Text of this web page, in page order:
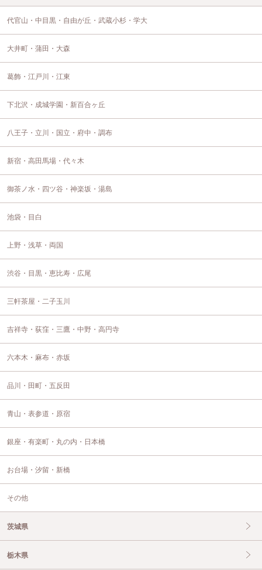
代官山・中目黒・自由が丘・武蔵小杉・学大
大井町・蒲田・大森
葛飾・江戸川・江東
下北沢・成城学園・新百合ヶ丘
八王子・立川・国立・府中・調布
新宿・高田馬場・代々木
御茶ノ水・四ツ谷・神楽坂・湯島
池袋・目白
上野・浅草・両国
渋谷・目黒・恵比寿・広尾
三軒茶屋・二子玉川
吉祥寺・荻窪・三鷹・中野・高円寺
六本木・麻布・赤坂
品川・田町・五反田
青山・表参道・原宿
銀座・有楽町・丸の内・日本橋
お台場・汐留・新橋
その他
茨城県
栃木県